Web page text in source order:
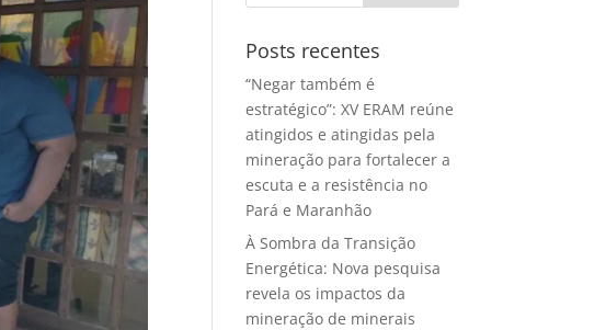
Posts recentes
“Negar também é
estratégico”: XV ERAM reúne
atingidos e atingidas pela
mineração para fortalecer a
escuta e a resistência no
Pará e Maranhão
À Sombra da Transição
Energética: Nova pesquisa
revela os impactos da
mineração de minerais